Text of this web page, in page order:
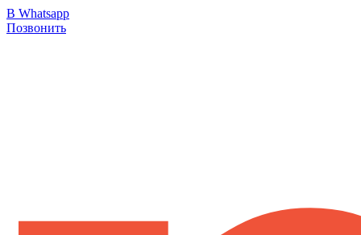
В Whatsapp
Позвонить